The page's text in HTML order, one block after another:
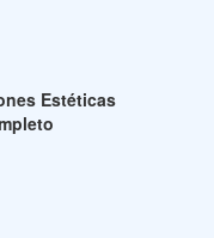
Estéticas